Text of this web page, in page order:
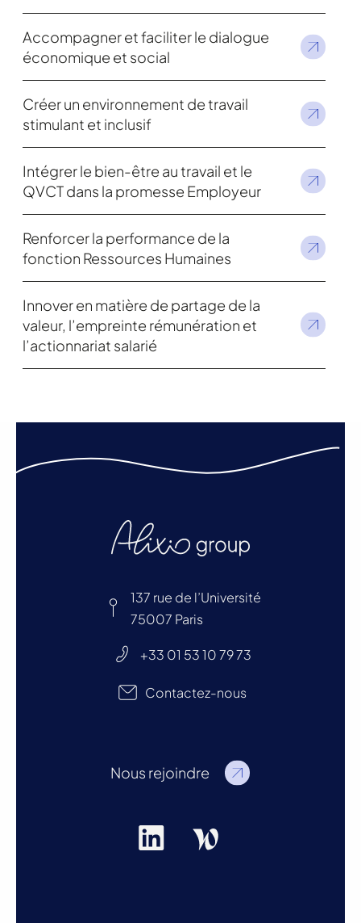
Accompagner et faciliter le dialogue
économique et social
Créer un environnement de travail
stimulant et inclusif
Intégrer le bien-être au travail et le
QVCT dans la promesse Employeur
Renforcer la performance de la
fonction Ressources Humaines
Innover en matière de partage de la
valeur, l’empreinte rémunération et
l’actionnariat salarié
137 rue de l’Université
75007 Paris
+33 01 53 10 79 73
Contactez-nous
Nous rejoindre